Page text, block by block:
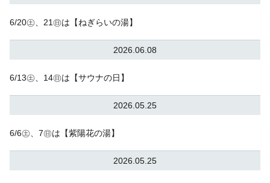
6/20㊏、21㊐は【ねぎらいの湯】
2026.06.08
6/13㊏、14㊐は【サウナの日】
2026.05.25
6/6㊏、7㊐は【紫陽花の湯】
2026.05.25